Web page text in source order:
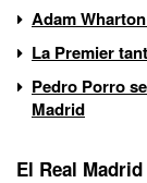
Adam
La Premier
Pedro Porro
Madrid
El Real